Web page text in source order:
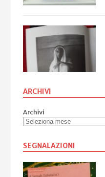
ARCHIVI
Archivi
SEGNALAZIONI